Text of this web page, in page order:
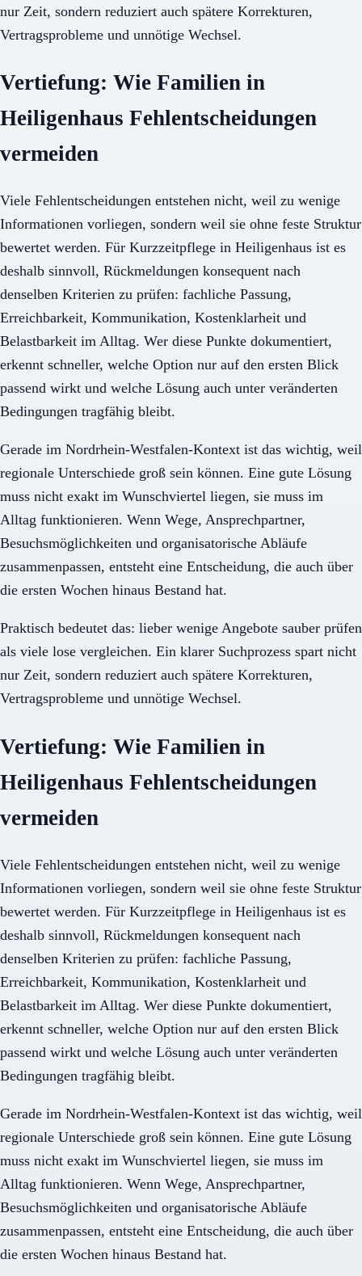
nur Zeit, sondern reduziert auch spätere Korrekturen,
Vertragsprobleme und unnötige Wechsel.
Vertiefung: Wie Familien in
Heiligenhaus Fehlentscheidungen
vermeiden
Viele Fehlentscheidungen entstehen nicht, weil zu wenige
Informationen vorliegen, sondern weil sie ohne feste Struktur
bewertet werden. Für Kurzzeitpflege in Heiligenhaus ist es
deshalb sinnvoll, Rückmeldungen konsequent nach
denselben Kriterien zu prüfen: fachliche Passung,
Erreichbarkeit, Kommunikation, Kostenklarheit und
Belastbarkeit im Alltag. Wer diese Punkte dokumentiert,
erkennt schneller, welche Option nur auf den ersten Blick
passend wirkt und welche Lösung auch unter veränderten
Bedingungen tragfähig bleibt.
Gerade im Nordrhein-Westfalen-Kontext ist das wichtig, weil
regionale Unterschiede groß sein können. Eine gute Lösung
muss nicht exakt im Wunschviertel liegen, sie muss im
Alltag funktionieren. Wenn Wege, Ansprechpartner,
Besuchsmöglichkeiten und organisatorische Abläufe
zusammenpassen, entsteht eine Entscheidung, die auch über
die ersten Wochen hinaus Bestand hat.
Praktisch bedeutet das: lieber wenige Angebote sauber prüfen
als viele lose vergleichen. Ein klarer Suchprozess spart nicht
nur Zeit, sondern reduziert auch spätere Korrekturen,
Vertragsprobleme und unnötige Wechsel.
Vertiefung: Wie Familien in
Heiligenhaus Fehlentscheidungen
vermeiden
Viele Fehlentscheidungen entstehen nicht, weil zu wenige
Informationen vorliegen, sondern weil sie ohne feste Struktur
bewertet werden. Für Kurzzeitpflege in Heiligenhaus ist es
deshalb sinnvoll, Rückmeldungen konsequent nach
denselben Kriterien zu prüfen: fachliche Passung,
Erreichbarkeit, Kommunikation, Kostenklarheit und
Belastbarkeit im Alltag. Wer diese Punkte dokumentiert,
erkennt schneller, welche Option nur auf den ersten Blick
passend wirkt und welche Lösung auch unter veränderten
Bedingungen tragfähig bleibt.
Gerade im Nordrhein-Westfalen-Kontext ist das wichtig, weil
regionale Unterschiede groß sein können. Eine gute Lösung
muss nicht exakt im Wunschviertel liegen, sie muss im
Alltag funktionieren. Wenn Wege, Ansprechpartner,
Besuchsmöglichkeiten und organisatorische Abläufe
zusammenpassen, entsteht eine Entscheidung, die auch über
die ersten Wochen hinaus Bestand hat.